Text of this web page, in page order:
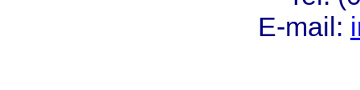
E-mail: